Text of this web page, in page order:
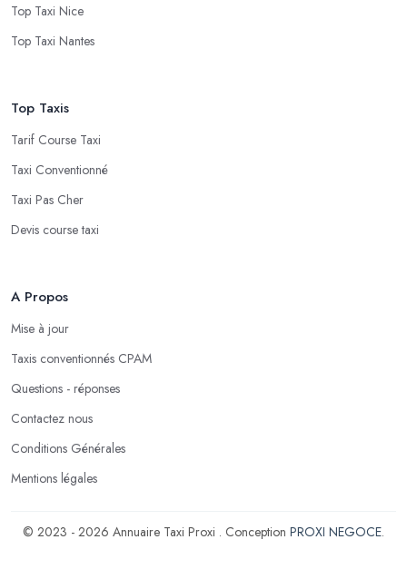
Top Taxi Nice
Top Taxi Nantes
Top Taxis
Tarif Course Taxi
Taxi Conventionné
Taxi Pas Cher
Devis course taxi
A Propos
Mise à jour
Taxis conventionnés CPAM
Questions - réponses
Contactez nous
Conditions Générales
Mentions légales
© 2023 - 2026 Annuaire Taxi Proxi . Conception PROXI NEGOCE.